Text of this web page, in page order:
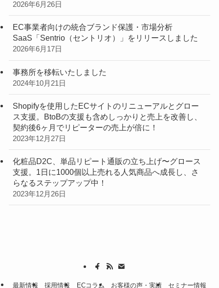
2026年6月26日
EC事業者向けの統合ブランド保護・市場分析
SaaS「Sentrio（セントリオ）」をリリースしました
2026年6月17日
事務所を移転いたしました
2024年10月21日
Shopifyを使用したECサイトのリニューアルとグロー
ス支援。BtoBの支援も含めしっかりと売上を改善し、
契約後6ヶ月でリピーターの売上が倍に！
2023年12月27日
化粧品D2C、単品リピート通販の立ち上げ〜グロース
支援。1日に1000個以上売れる人気商品へ成長し、さ
らなるステップアップ中！
2023年12月26日
最新情報 採用情報 ECコラム お客様の声・実績 セミナー情報